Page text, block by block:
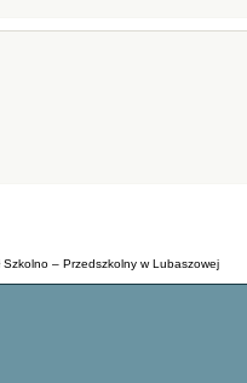
Szkolno – Przedszkolny w Lubaszowej